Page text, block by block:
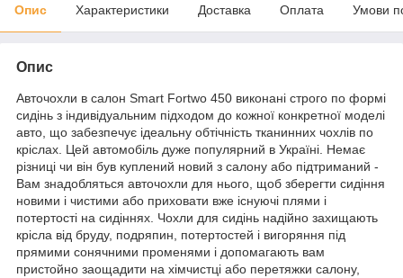
Опис Характеристики Доставка Оплата Умови
Опис
Авточохли в салон Smart Fortwo 450 виконані строго по формі
сидінь з індивідуальним підходом до кожної конкретної моделі
авто, що забезпечує ідеальну обтічність тканинних чохлів по
кріслах. Цей автомобіль дуже популярний в Україні. Немає
різниці чи він був куплений новий з салону або підтриманий -
Вам знадобляться авточохли для нього, щоб зберегти сидіння
новими і чистими або приховати вже існуючі плями і
потертості на сидіннях. Чохли для сидінь надійно захищають
крісла від бруду, подряпин, потертостей і вигоряння під
прямими сонячними променями і допомагають вам
пристойно заощадити на хімчистці або перетяжки салону,